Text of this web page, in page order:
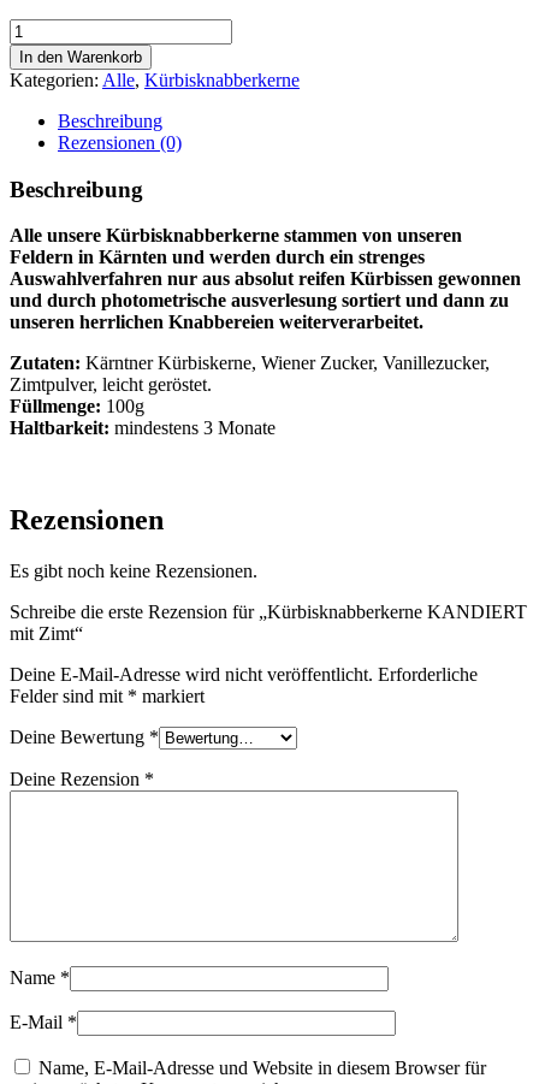
Kürbisknabberkerne
KANDIERT
mit
Zimt
Menge
In den Warenkorb
Kategorien: Alle, Kürbisknabberkerne
Beschreibung
Rezensionen (0)
Beschreibung
Alle unsere Kürbisknabberkerne stammen von unseren
Feldern in Kärnten und werden durch ein strenges
Auswahlverfahren nur aus absolut reifen Kürbissen gewonnen
und durch photometrische ausverlesung sortiert und dann zu
unseren herrlichen Knabbereien weiterverarbeitet.
Zutaten: Kärntner Kürbiskerne, Wiener Zucker, Vanillezucker,
Zimtpulver, leicht geröstet.
Füllmenge: 100g
Haltbarkeit: mindestens 3 Monate
Rezensionen
Es gibt noch keine Rezensionen.
Schreibe die erste Rezension für „Kürbisknabberkerne KANDIERT
mit Zimt“
Deine E-Mail-Adresse wird nicht veröffentlicht. Erforderliche
Felder sind mit * markiert
Deine Bewertung *
Deine Rezension *
Name *
E-Mail *
Name, E-Mail-Adresse und Website in diesem Browser für